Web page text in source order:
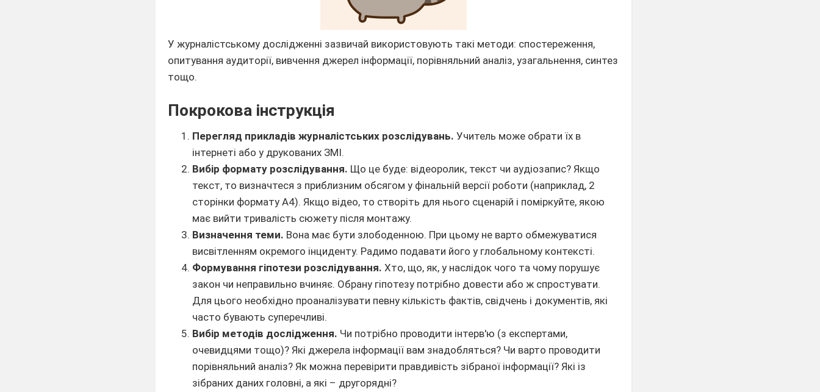
У журналістському дослідженні зазвичай використовують такі методи: спостереження,
опитування аудиторії, вивчення джерел інформації, порівняльний аналіз, узагальнення, синтез
тощо.
Покрокова інструкція
Перегляд прикладів журналістських розслідувань. Учитель може обрати їх в
інтернеті або у друкованих ЗМІ.
Вибір формату розслідування. Що це буде: відеоролик, текст чи аудіозапис? Якщо
текст, то визначтеся з приблизним обсягом у фінальній версії роботи (наприклад, 2
сторінки формату А4). Якщо відео, то створіть для нього сценарій і поміркуйте, якою
має вийти тривалість сюжету після монтажу.
Визначення теми. Вона має бути злободенною. При цьому не варто обмежуватися
висвітленням окремого інциденту. Радимо подавати його у глобальному контексті.
Формування гіпотези розслідування. Хто, що, як, у наслідок чого та чому порушує
закон чи неправильно вчиняє. Обрану гіпотезу потрібно довести або ж спростувати.
Для цього необхідно проаналізувати певну кількість фактів, свідчень і документів, які
часто бувають суперечливі.
Вибір методів дослідження. Чи потрібно проводити інтерв'ю (з експертами,
очевидцями тощо)? Які джерела інформації вам знадобляться? Чи варто проводити
порівняльний аналіз? Як можна перевірити правдивість зібраної інформації? Які із
зібраних даних головні, а які – другорядні?